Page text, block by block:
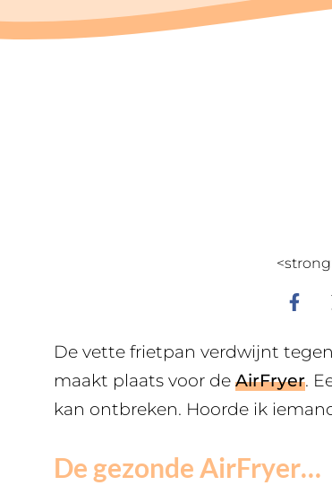
De vette frietpan verdwijnt
maakt plaats voor de AirFryer.
kan ontbreken. Hoorde ik
De gezonde AirFryer…